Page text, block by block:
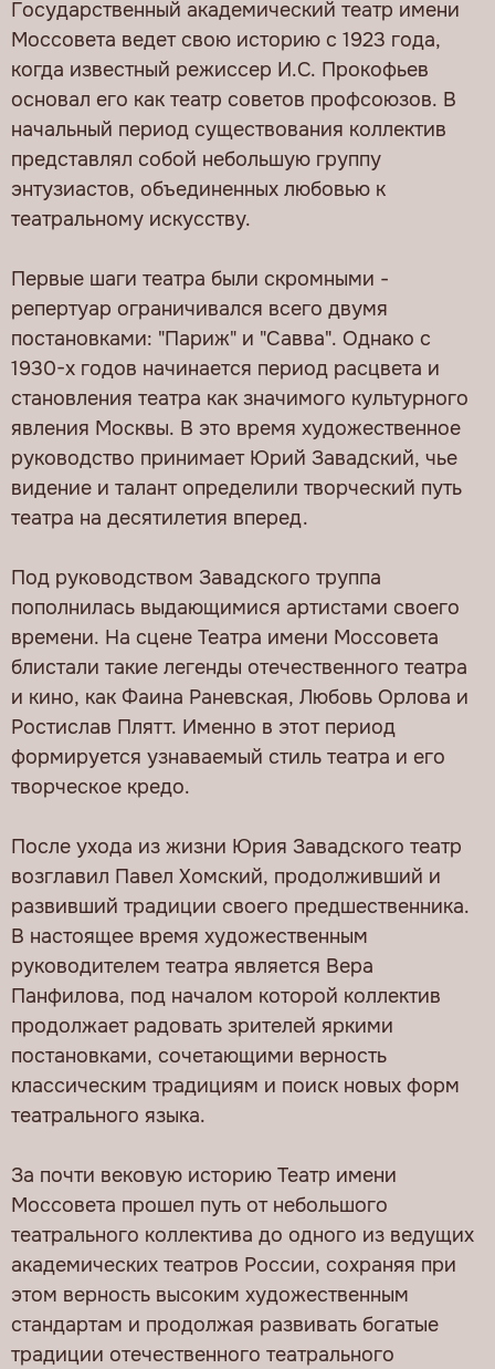
Государственный академический театр имени
Моссовета ведет свою историю с 1923 года,
когда известный режиссер И.С. Прокофьев
основал его как театр советов профсоюзов. В
начальный период существования коллектив
представлял собой небольшую группу
энтузиастов, объединенных любовью к
театральному искусству.
Первые шаги театра были скромными -
репертуар ограничивался всего двумя
постановками: "Париж" и "Савва". Однако с
1930-х годов начинается период расцвета и
становления театра как значимого культурного
явления Москвы. В это время художественное
руководство принимает Юрий Завадский, чье
видение и талант определили творческий путь
театра на десятилетия вперед.
Под руководством Завадского труппа
пополнилась выдающимися артистами своего
времени. На сцене Театра имени Моссовета
блистали такие легенды отечественного театра
и кино, как Фаина Раневская, Любовь Орлова и
Ростислав Плятт. Именно в этот период
формируется узнаваемый стиль театра и его
творческое кредо.
После ухода из жизни Юрия Завадского театр
возглавил Павел Хомский, продолживший и
развивший традиции своего предшественника.
В настоящее время художественным
руководителем театра является Вера
Панфилова, под началом которой коллектив
продолжает радовать зрителей яркими
постановками, сочетающими верность
классическим традициям и поиск новых форм
театрального языка.
За почти вековую историю Театр имени
Моссовета прошел путь от небольшого
театрального коллектива до одного из ведущих
академических театров России, сохраняя при
этом верность высоким художественным
стандартам и продолжая развивать богатые
традиции отечественного театрального